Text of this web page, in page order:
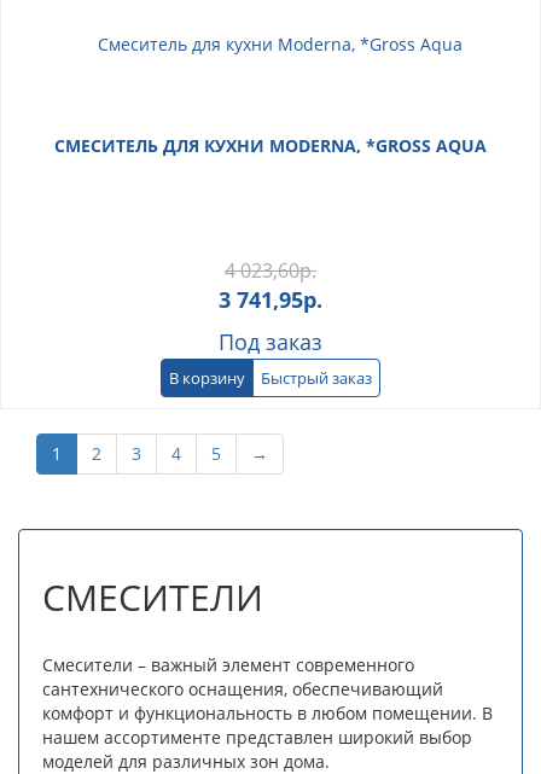
СМЕСИТЕЛЬ ДЛЯ КУХНИ MODERNA, *GROSS AQUA
4 023,60р.
3 741,95р.
Под заказ
В корзину Быстрый заказ
1 2 3 4 5 →
СМЕСИТЕЛИ
Смесители – важный элемент современного
сантехнического оснащения, обеспечивающий
комфорт и функциональность в любом помещении. В
нашем ассортименте представлен широкий выбор
моделей для различных зон дома.